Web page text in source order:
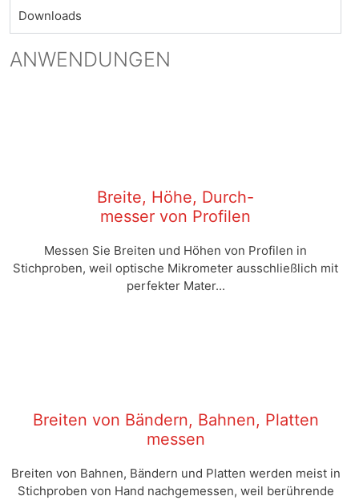
Downloads
ANWENDUNGEN
Breite, Höhe, Durch-
messer von Profilen
Messen Sie Breiten und Höhen von Profilen in
Stichproben, weil optische Mikrometer ausschließlich mit
perfekter Mater...
Breiten von Bändern, Bahnen, Platten
messen
Breiten von Bahnen, Bändern und Platten werden meist in
Stichproben von Hand nachgemessen, weil berührende